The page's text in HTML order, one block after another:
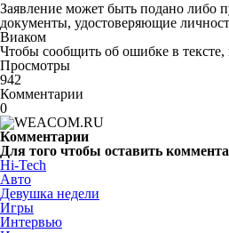
Заявление может быть подано либо
документы, удостоверяющие
Виаком
Чтобы сообщить об ошибке в
Просмотры
942
Комментарии
0
Комментарии
Для того чтобы оставить
Hi-Tech
Авто
Девушка недели
Игры
Интервью